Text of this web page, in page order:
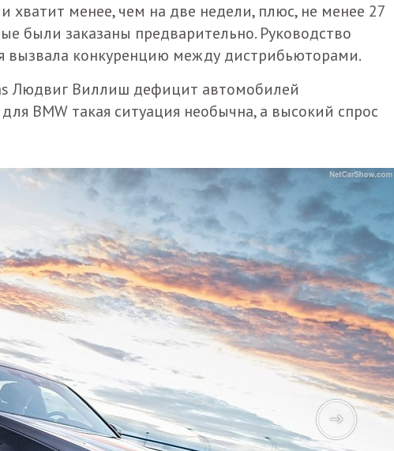
хватит менее, чем на две недели, плюс, не менее 27
были заказаны предварительно. Руководство
вызвала конкуренцию между дистрибьюторами.
Людвиг Виллиш дефицит автомобилей
BMW такая ситуация необычна, а высокий спрос